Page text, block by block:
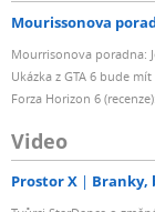
Mourissonova
Mourrisonova poradna:
Ukázka z GTA 6 bude
Forza Horizon 6
Video
Prostor X Branky,